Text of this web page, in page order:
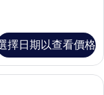
擇日期以查看價格
張床, 相連客房 | 高級寢